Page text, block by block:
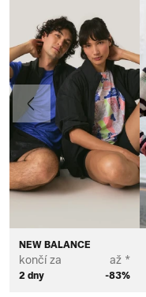
NEW BALANCE
končí za
2 dny
až *
-83%
Předchozí